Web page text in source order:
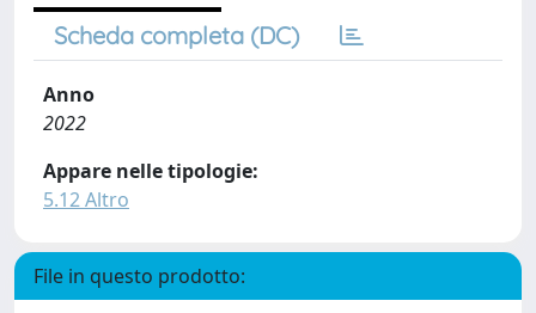
Scheda completa (DC)
Anno
2022
Appare nelle tipologie:
5.12 Altro
File in questo prodotto: